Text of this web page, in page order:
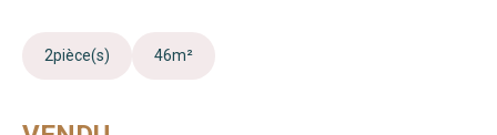
2pièce(s) 46m²